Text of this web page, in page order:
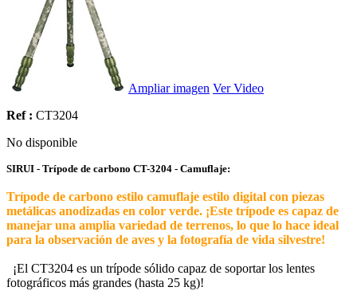
Ampliar imagen Ver Video
Ref : CT3204
No disponible
SIRUI - Trípode de carbono CT-3204 - Camuflaje:
Trípode de carbono estilo camuflaje estilo digital con piezas
metálicas anodizadas en color verde. ¡Este trípode es capaz de
manejar una amplia variedad de terrenos, lo que lo hace ideal
para la observación de aves y la fotografía de vida silvestre!
¡El CT3204 es un trípode sólido capaz de soportar los lentes
fotográficos más grandes (hasta 25 kg)!